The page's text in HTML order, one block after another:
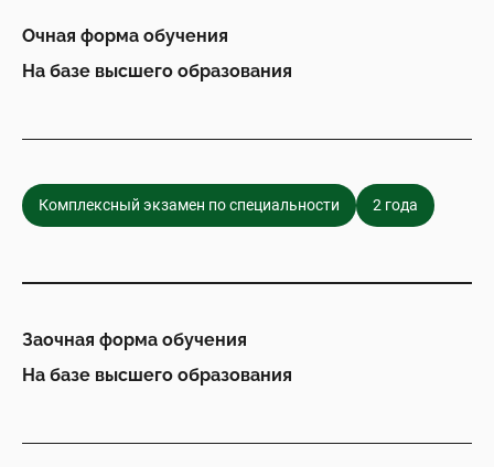
Очная форма обучения
На базе высшего образования
Комплексный экзамен по специальности 2 года
Заочная форма обучения
На базе высшего образования